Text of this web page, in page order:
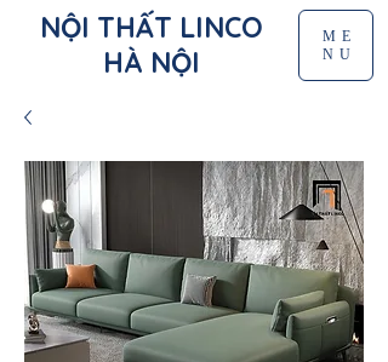
NỘI THẤT LINCO
HÀ NỘI
ME
NU